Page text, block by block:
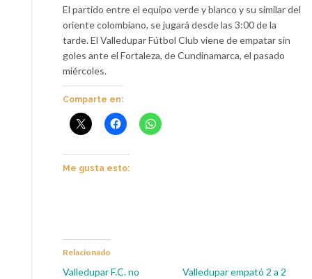
El partido entre el equipo verde y blanco y su similar del
oriente colombiano, se jugará desde las 3:00 de la
tarde. El Valledupar Fútbol Club viene de empatar sin
goles ante el Fortaleza, de Cundinamarca, el pasado
miércoles.
Comparte en:
Me gusta esto:
Relacionado
Valledupar F.C. no
Valledupar empató 2 a 2